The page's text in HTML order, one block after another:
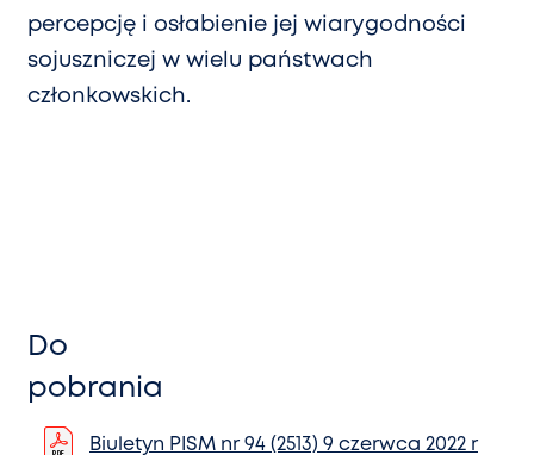
percepcję i osłabienie jej wiarygodności
sojuszniczej w wielu państwach
członkowskich.
Do
pobrania
Biuletyn PISM nr 94 (2513) 9 czerwca 2022 r